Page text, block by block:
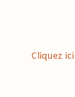
Cliquez